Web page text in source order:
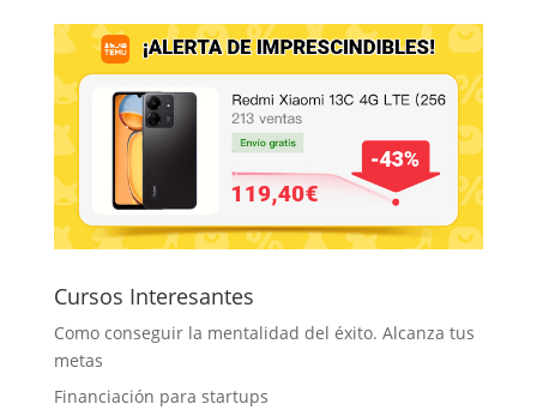
Cursos Interesantes
Como conseguir la mentalidad del éxito. Alcanza tus
metas
Financiación para startups